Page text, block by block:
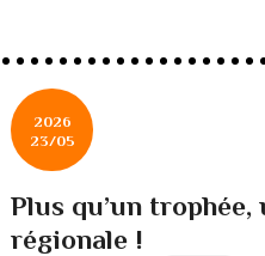
2026
23/05
Plus qu’un
régionale !